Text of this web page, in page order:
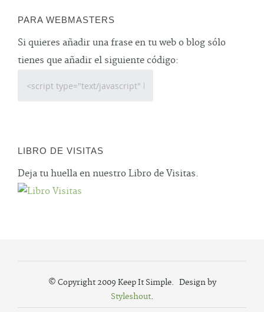
PARA WEBMASTERS
Si quieres añadir una frase en tu web o blog sólo
tienes que añadir el siguiente código:
LIBRO DE VISITAS
Deja tu huella en nuestro Libro de Visitas.
© Copyright 2009 Keep It Simple. Design by
Styleshout.